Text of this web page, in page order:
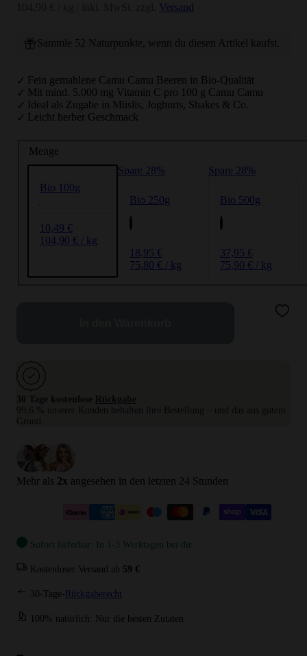
Versand
Sammle 52 Naturpunkte, wenn du diesen Artikel kaufst.
Fein gemahlene Camu Camu Beeren in Bio-Qualität
Mit mind. 5.000 mg Vitamin C pro 100 g Camu Camu
Ideal als Zugabe in Müslis, Joghurts, Shakes & Co.
Leicht herber Geschmack
Menge
Bio 100g
10,49 €
104,90 € / kg
Spare 28%
Bio 250g
18,95 €
75,80 € / kg
Spare 28%
Bio 500g
37,95 €
75,90 € / kg
30 Tage kostenlose Rückgabe
99,6 % unserer Kunden behalten ihre Bestellung – und das aus gutem
Grund.
Mehr als 2x angesehen in den letzten 24 Stunden
Sofort lieferbar: In 1-3 Werktagen bei dir
Kostenloser Versand ab 59 €
30-Tage- Rückgaberecht
100% natürlich: Nur die besten Zutaten